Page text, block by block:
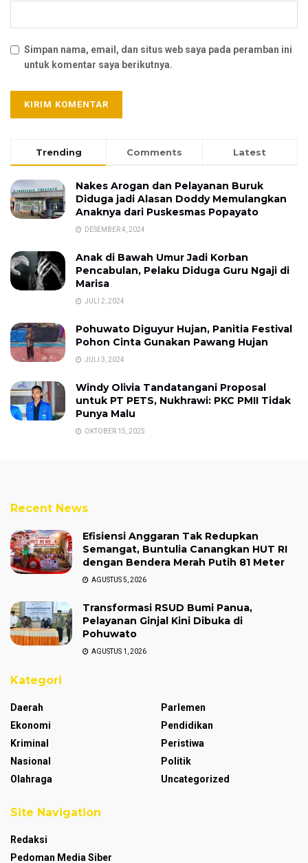
Simpan nama, email, dan situs web saya pada peramban ini
untuk komentar saya berikutnya.
Trending Comments Latest
Nakes Arogan dan Pelayanan Buruk
Diduga jadi Alasan Doddy Memulangkan
Anaknya dari Puskesmas Popayato
DESEMBER 4, 2024
Anak di Bawah Umur Jadi Korban
Pencabulan, Pelaku Diduga Guru Ngaji di
Marisa
JULI 2, 2024
Pohuwato Diguyur Hujan, Panitia Festival
Pohon Cinta Gunakan Pawang Hujan
JULI 3, 2024
Windy Olivia Tandatangani Proposal
untuk PT PETS, Nukhrawi: PKC PMII Tidak
Punya Malu
OKTOBER 15, 2025
Recent News
Efisiensi Anggaran Tak Redupkan
Semangat, Buntulia Canangkan HUT RI
dengan Bendera Merah Putih 81 Meter
AGUSTUS 5, 2026
Transformasi RSUD Bumi Panua,
Pelayanan Ginjal Kini Dibuka di
Pohuwato
AGUSTUS 1, 2026
Kategori
Daerah
Ekonomi
Kriminal
Nasional
Olahraga
Parlemen
Pendidikan
Peristiwa
Politik
Uncategorized
Site Navigation
Redaksi
Pedoman Media Siber